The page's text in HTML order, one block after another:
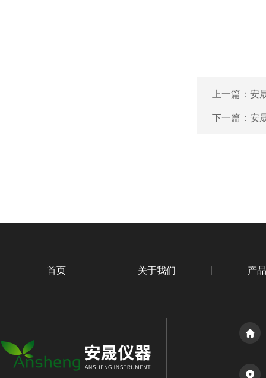
上一篇： 安
下一篇： 安
首页 关于我们 产